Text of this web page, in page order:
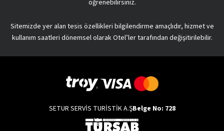
öğrenebilirsiniz.
Sitemizde yer alan tesis özellikleri bilgilendirme amaçlıdır, hizmet ve
kullanım saatleri dönemsel olarak Otel’ler tarafından değişitirilebilir.
SETUR SERVİS TURİSTİK A.ŞBelge No: 728